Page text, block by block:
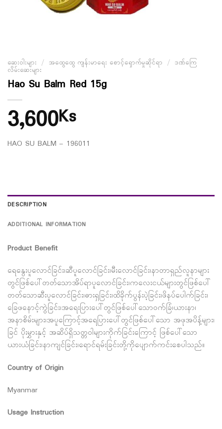
ဆေးဝါးများ / အထွေထွေ ကျန်းမာရေး စောင့်ရှောက်မှုဆိုင်ရာ / ဒဏ်ကြေ
လိမ်းဆေးများ
Hao Su Balm Red 15g
3,600Ks
HAO SU BALM – 196011
DESCRIPTION
ADDITIONAL INFORMATION
Product Benefit
ရေနွေးပူလောင်ခြင်း၊ဆီပူလောင်ခြင်း၊မီးလောင်ခြင်း၊နာတာရှည်လူနာများ
တွင်ဖြစ်ပေါ်တတ်သောအိပ်ရာပူလောင်ခြင်း၊ကလေးငယ်များတွင်ဖြစ်ပေါ်
တတ်သောဆီးပူလောင်ခြင်း၊ဓားရှခြင်း၊ထိခိုက်ပွန်းပဲ့ခြင်း၊ဖိနပ်ပေါက်ခြင်း၊
ခြေဖနောင့်ကွဲခြင်း၊အရေးပြားပေါ်တွင်ဖြစ်ပေါ်သောဝက်ခြံ၊ယားနာ၊
အနာစိမ်းများ၊အပူကြောင့်အရေပြားပေါ်တွင်ဖြစ်ပေါ်သော အဖုအပိန့်များ၊
ခြင် ပိုးမွှားနှင့် အဆိပ်ရှိသတ္တဝါများကိုက်ခြင်းကြောင့် ဖြစ်ပေါ်သော
ယားယံခြင်း၊နာကျင်ခြင်း၊ရောင်ရမ်းခြင်းတို့ကိုပျောက်ကင်းစေပါသည်။
Country of Origin
Myanmar
Usage Instruction